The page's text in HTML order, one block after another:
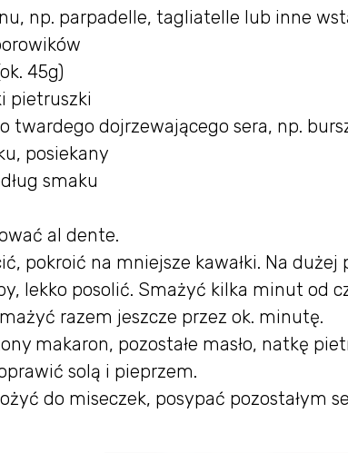
np. parpadelle, tagliatelle lub inne
45g)
pietruszki
twardego dojrzewającego sera, np.
posiekany
smaku
al dente.
pokroić na mniejsze kawałki. Na dużej
lekko posolić. Smażyć kilka minut od
razem jeszcze przez ok. minutę.
makaron, pozostałe masło, natkę
solą i pieprzem.
do miseczek, posypać pozostałym